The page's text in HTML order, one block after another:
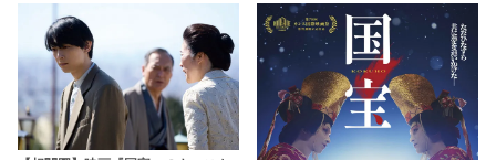
すく解説！